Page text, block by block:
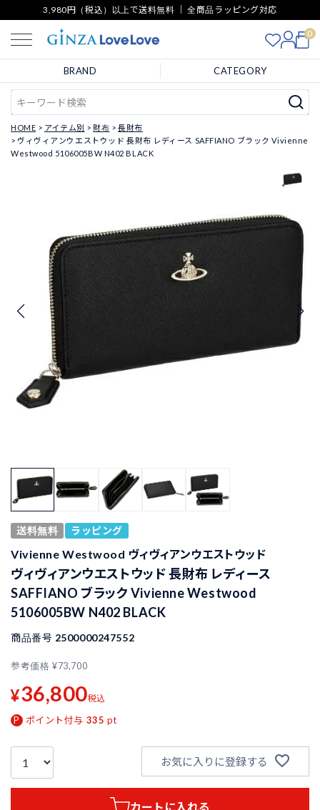
3,980円（税込）以上で送料無料 ｜ 全商品ラッピング対応
0
BRAND CATEGORY
HOME アイテム別 財布
長財布
ヴィヴィアンウエストウッド 長財布 レディース SAFFIANO ブラック Vivienne
Westwood 5106005BW N402 BLACK
送料無料 ラッピング
Vivienne Westwood ヴィヴィアンウエストウッド
ヴィヴィアンウエストウッド 長財布 レディース
SAFFIANO ブラック Vivienne Westwood
5106005BW N402 BLACK
商品番号 2500000247552
参考価格 ¥73,700
¥36,800税込
ポイント付与 335 pt
お気に入りに登録する
カートに入れる